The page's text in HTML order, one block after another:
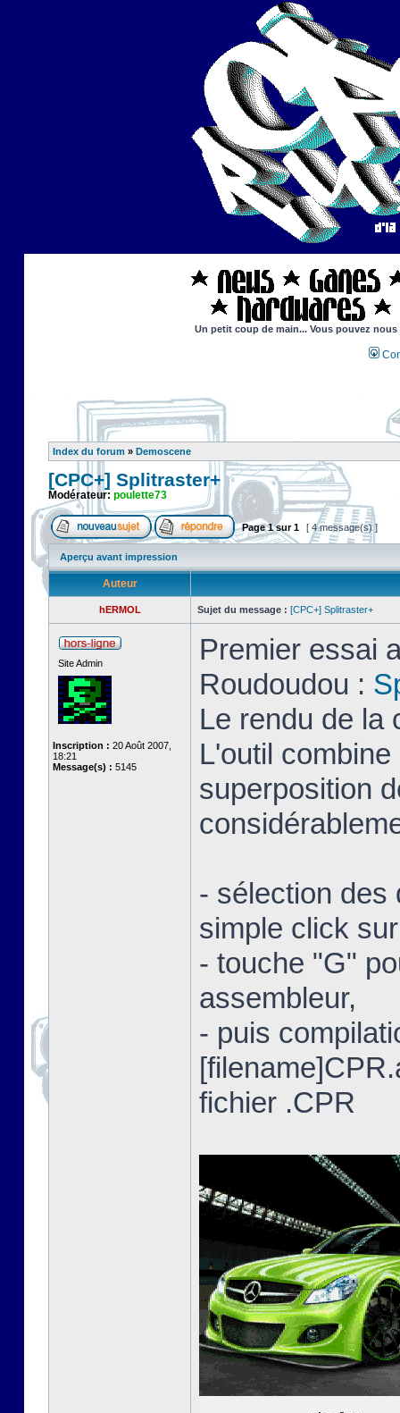
Un petit coup de main... Vous pouvez
Index du forum » Demoscene
[CPC+] Splitraster+
Modérateur: poulette73
Page1sur1 [ 4 message(s) ]
Aperçu avant impression
Auteur
hERMOL Sujet du message : [CPC+] Splitraster+
Site Admin
Inscription : 20 Août 2007,
18:21
Message(s) : 5145
Premier essai
Roudoudou :
Le rendu de la
L'outil
superposition
- sélection des
simple click
- touche "G"
assembleur,
- puis
fichier .CPR